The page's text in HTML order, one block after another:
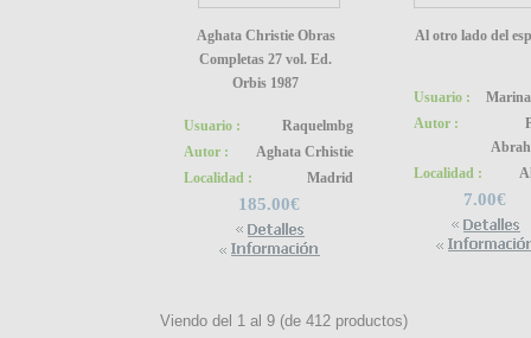
Aghata Christie Obras
Completas 27 vol. Ed.
Orbis 1987
Usuario :
Raquelmbg
Autor :
Aghata Crhistie
Localidad :
Madrid
185.00€
Al otro lado del
Usuario :
Autor :
Localidad :
7.00€
Viendo del 1 al 9 (de 412 productos)